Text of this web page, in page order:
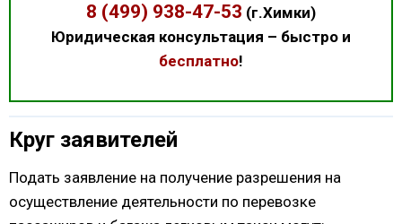
8 (499) 938-47-53 (г.Химки)
Юридическая консультация – быстро и
бесплатно!
Круг заявителей
Подать заявление на получение разрешения на
осуществление деятельности по перевозке